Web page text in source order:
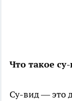
Что такое
Су-вид — это